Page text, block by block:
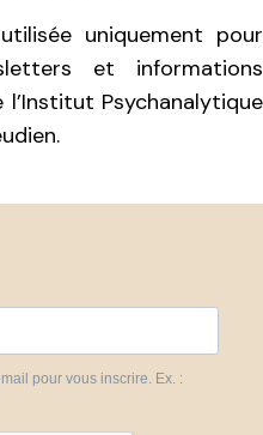
uniquement pour
et informations
Psychanalytique
pour vous inscrire. Ex. :